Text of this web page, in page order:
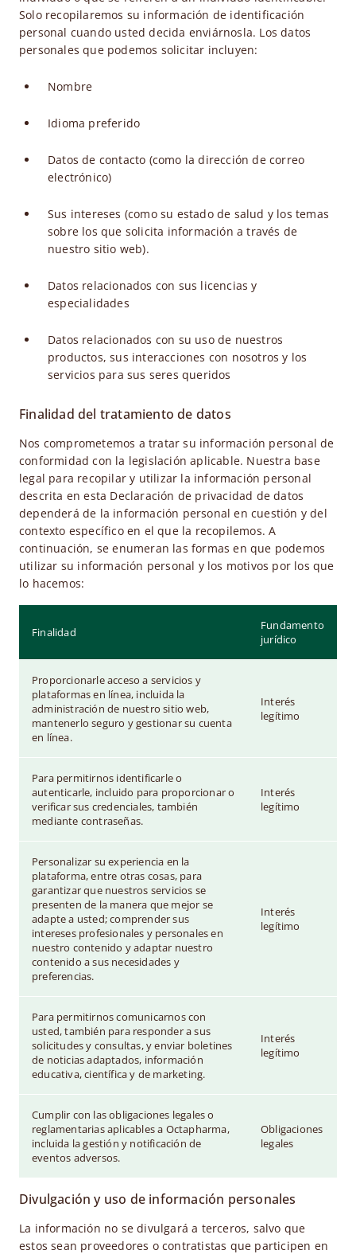
Solo recopilaremos su información de identificación
personal cuando usted decida enviárnosla. Los datos
personales que podemos solicitar incluyen:
Nombre
Idioma preferido
Datos de contacto (como la dirección de correo
electrónico)
Sus intereses (como su estado de salud y los temas
sobre los que solicita información a través de
nuestro sitio web).
Datos relacionados con sus licencias y
especialidades
Datos relacionados con su uso de nuestros
productos, sus interacciones con nosotros y los
servicios para sus seres queridos
Finalidad del tratamiento de datos
Nos comprometemos a tratar su información personal de
conformidad con la legislación aplicable. Nuestra base
legal para recopilar y utilizar la información personal
descrita en esta Declaración de privacidad de datos
dependerá de la información personal en cuestión y del
contexto específico en el que la recopilemos. A
continuación, se enumeran las formas en que podemos
utilizar su información personal y los motivos por los que
lo hacemos:
Finalidad
Fundamento
jurídico
Proporcionarle acceso a servicios y
plataformas en línea, incluida la
administración de nuestro sitio web,
mantenerlo seguro y gestionar su cuenta
en línea.
Interés
legítimo
Para permitirnos identificarle o
autenticarle, incluido para proporcionar o
verificar sus credenciales, también
mediante contraseñas.
Interés
legítimo
Personalizar su experiencia en la
plataforma, entre otras cosas, para
garantizar que nuestros servicios se
presenten de la manera que mejor se
adapte a usted; comprender sus
intereses profesionales y personales en
nuestro contenido y adaptar nuestro
contenido a sus necesidades y
preferencias.
Interés
legítimo
Para permitirnos comunicarnos con
usted, también para responder a sus
solicitudes y consultas, y enviar boletines
de noticias adaptados, información
educativa, científica y de marketing.
Interés
legítimo
Cumplir con las obligaciones legales o
reglamentarias aplicables a Octapharma,
incluida la gestión y notificación de
eventos adversos.
Obligaciones
legales
Divulgación y uso de información personales
La información no se divulgará a terceros, salvo que
estos sean proveedores o contratistas que participen en